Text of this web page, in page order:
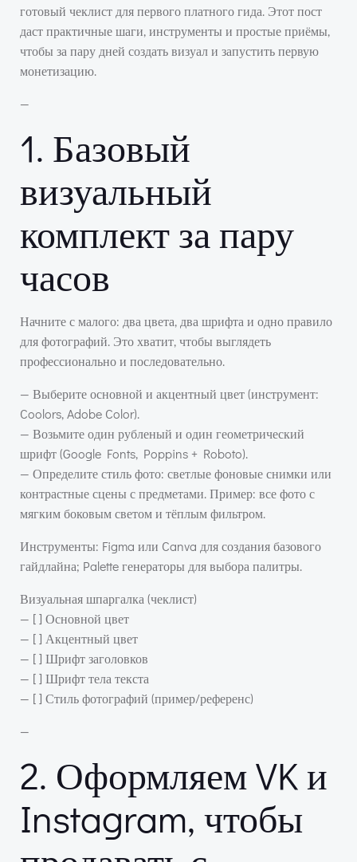
готовый чеклист для первого платного гида. Этот пост
даст практичные шаги, инструменты и простые приёмы,
чтобы за пару дней создать визуал и запустить первую
монетизацию.
—
1. Базовый
визуальный
комплект за пару
часов
Начните с малого: два цвета, два шрифта и одно правило
для фотографий. Это хватит, чтобы выглядеть
профессионально и последовательно.
— Выберите основной и акцентный цвет (инструмент:
Coolors, Adobe Color).
— Возьмите один рубленый и один геометрический
шрифт (Google Fonts, Poppins + Roboto).
— Определите стиль фото: светлые фоновые снимки или
контрастные сцены с предметами. Пример: все фото с
мягким боковым светом и тёплым фильтром.
Инструменты: Figma или Canva для создания базового
гайдлайна; Palette генераторы для выбора палитры.
Визуальная шпаргалка (чеклист)
— [ ] Основной цвет
— [ ] Акцентный цвет
— [ ] Шрифт заголовков
— [ ] Шрифт тела текста
— [ ] Стиль фотографий (пример/референс)
—
2. Оформляем VK и
Instagram, чтобы